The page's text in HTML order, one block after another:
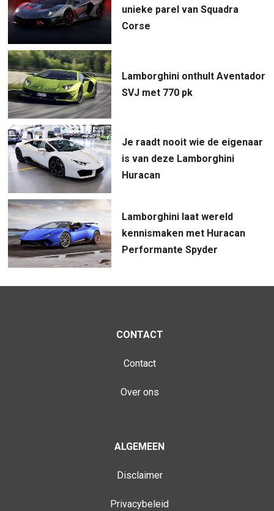
unieke parel van Squadra
Corse
Lamborghini onthult Aventador
SVJ met 770 pk
Je raadt nooit wie de eigenaar
is van deze Lamborghini
Huracan
Lamborghini laat wereld
kennismaken met Huracan
Performante Spyder
CONTACT
Contact
Over ons
ALGEMEEN
Disclaimer
Privacybeleid